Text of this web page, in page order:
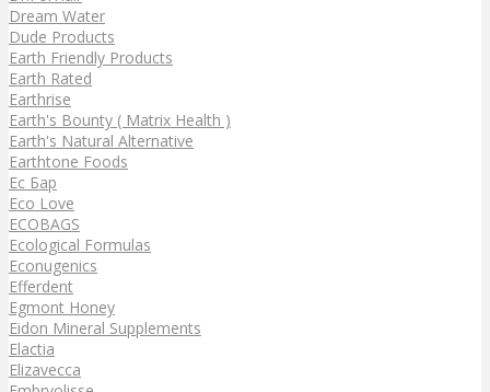
Dream Water
Dude Products
Earth Friendly Products
Earth Rated
Earthrise
Earth's Bounty ( Matrix Health )
Earth's Natural Alternative
Earthtone Foods
Ec Бар
Eco Love
ECOBAGS
Ecological Formulas
Econugenics
Efferdent
Egmont Honey
Eidon Mineral Supplements
Elactia
Elizavecca